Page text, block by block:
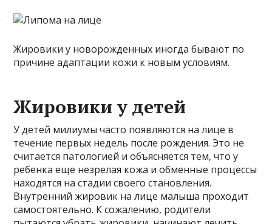
Жировики у новорожденных иногда бывают по
причине адаптации кожи к новым условиям.
Жировики у детей
У детей милиумы часто появляются на лице в
течение первых недель после рождения. Это не
считается патологией и объясняется тем, что у
ребенка еще незрелая кожа и обменные процессы
находятся на стадии своего становления.
Внутренний жировик на лице малыша проходит
самостоятельно. К сожалению, родители